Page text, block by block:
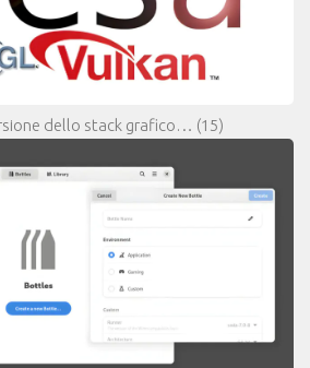
dello stack grafico… (15)